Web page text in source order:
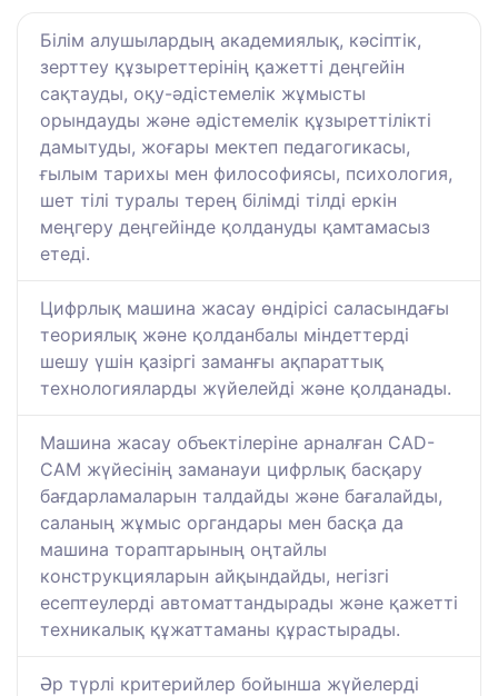
Білім алушылардың академиялық, кәсіптік,
зерттеу құзыреттерінің қажетті деңгейін
сақтауды, оқу-әдістемелік жұмысты
орындауды және әдістемелік құзыреттілікті
дамытуды, жоғары мектеп педагогикасы,
ғылым тарихы мен философиясы, психология,
шет тілі туралы терең білімді тілді еркін
меңгеру деңгейінде қолдануды қамтамасыз
етеді.
Цифрлық машина жасау өндірісі саласындағы
теориялық және қолданбалы міндеттерді
шешу үшін қазіргі заманғы ақпараттық
технологияларды жүйелейді және қолданады.
Машина жасау объектілеріне арналған САD-
CAM жүйесінің заманауи цифрлық басқару
бағдарламаларын талдайды және бағалайды,
саланың жұмыс органдары мен басқа да
машина тораптарының оңтайлы
конструкцияларын айқындайды, негізгі
есептеулерді автоматтандырады және қажетті
техникалық құжаттаманы құрастырады.
Әр түрлі критерийлер бойынша жүйелерді